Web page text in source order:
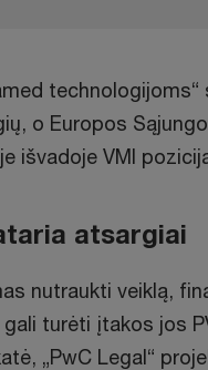
technologijoms“
o Europos
išvadoje VMI
atsargiai
nutraukti veiklą,
turėti įtakos jos
„PwC Legal“